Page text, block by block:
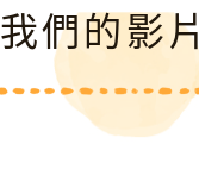
我們的影片